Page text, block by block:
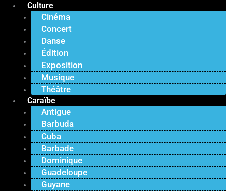
Culture
Cinéma
Concert
Danse
Édition
Exposition
Musique
Théâtre
Caraïbe
Antigue
Barbuda
Cuba
Barbade
Dominique
Guadeloupe
Guyane